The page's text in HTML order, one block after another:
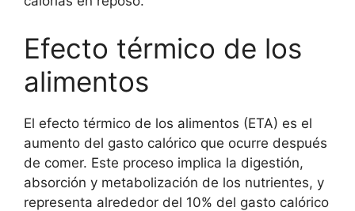
Efecto térmico de los
alimentos
El efecto térmico de los alimentos (ETA) es el
aumento del gasto calórico que ocurre después
de comer. Este proceso implica la digestión,
absorción y metabolización de los nutrientes, y
representa alrededor del 10% del gasto calórico